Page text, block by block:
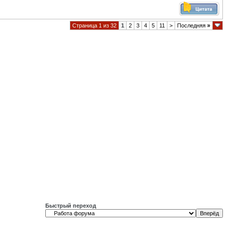
Страница 1 из 32 1 2 3 4 5 11 > Последняя »
Быстрый переход